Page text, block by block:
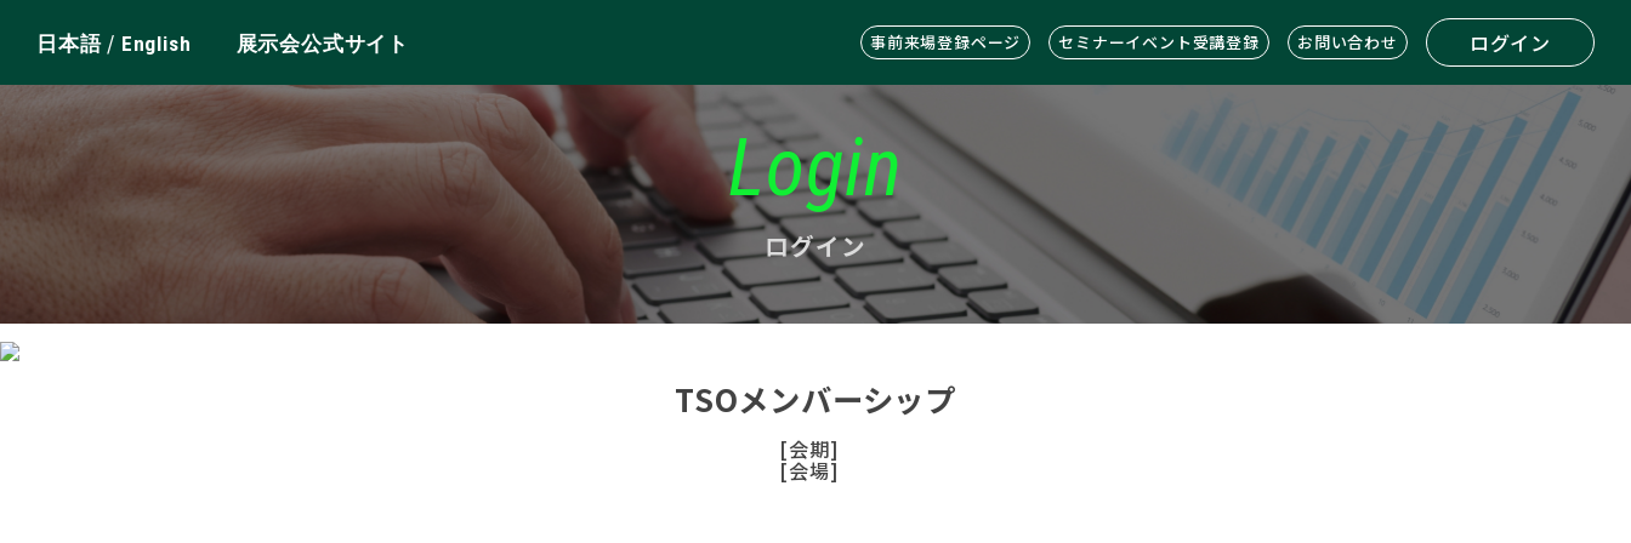
日本語/ English 展示会公式サイト 事前来場登録ページ セミナーイベント受講登録 お問い合わせ ログイン
Login
ログイン
TSOメンバーシップ
[会期]
[会場]